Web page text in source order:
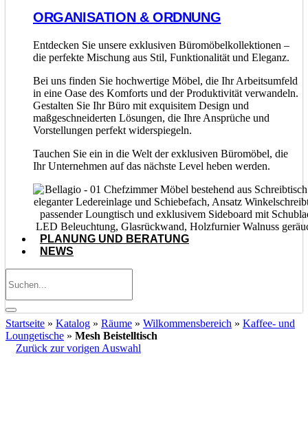
ORGANISATION & ORDNUNG
Entdecken Sie unsere exklusiven Büromöbelkollektionen –
die perfekte Mischung aus Stil, Funktionalität und Eleganz.
Bei uns finden Sie hochwertige Möbel, die Ihr Arbeitsumfeld
in eine Oase des Komforts und der Produktivität verwandeln.
Gestalten Sie Ihr Büro mit exquisitem Design und
maßgeschneiderten Lösungen, die Ihre Ansprüche und
Vorstellungen perfekt widerspiegeln.
Tauchen Sie ein in die Welt der exklusiven Büromöbel, die
Ihr Unternehmen auf das nächste Level heben werden.
PLANUNG UND BERATUNG
NEWS
Startseite » Katalog » Räume » Wilkommensbereich » Kaffee- und
Loungetische » Mesh Beistelltisch
Zurück zur vorigen Auswahl